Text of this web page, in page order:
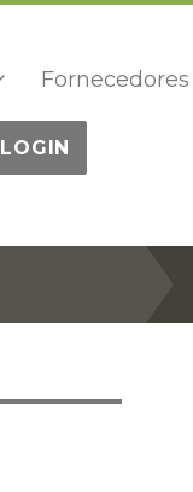
Fornecedores
LOGIN